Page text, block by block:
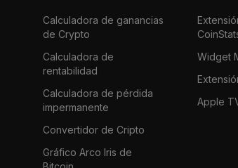
Calculadora de ganancias
de Crypto
Calculadora de
rentabilidad
Calculadora de pérdida
impermanente
Convertidor de Cripto
Gráfico Arco Iris de
Widget
Apple